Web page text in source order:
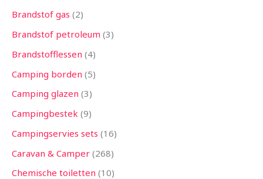
Brandstof gas 2
Brandstof petroleum 3
Brandstofflessen 4
Camping borden 5
Camping glazen 3
Campingbestek 9
Campingservies sets 16
Caravan & Camper 268
Chemische toiletten 10